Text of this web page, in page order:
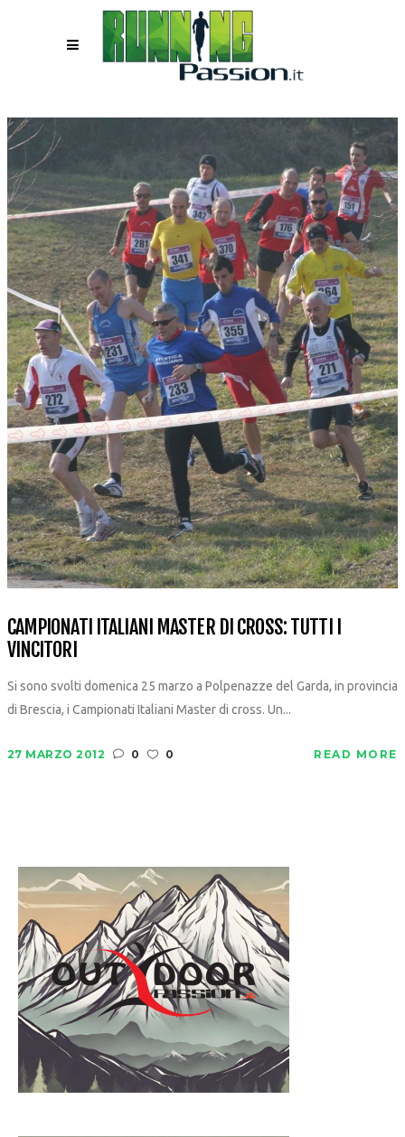
CAMPIONATI ITALIANI MASTER DI CROSS: TUTTI I
VINCITORI
Si sono svolti domenica 25 marzo a Polpenazze del Garda, in provincia
di Brescia, i Campionati Italiani Master di cross. Un...
27 MARZO 2012 0 0 READ MORE